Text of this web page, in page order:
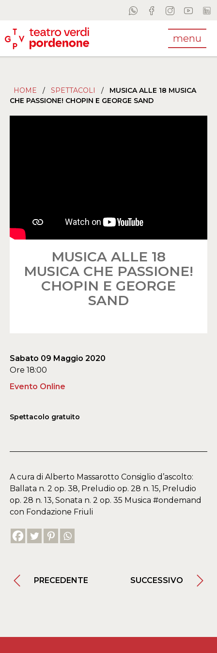
menu
HOME / SPETTACOLI /
MUSICA ALLE 18 MUSICA
CHE PASSIONE! CHOPIN E GEORGE SAND
MUSICA ALLE 18
MUSICA CHE PASSIONE!
CHOPIN E GEORGE
SAND
Sabato 09 Maggio 2020
Ore 18:00
Evento Online
Spettacolo gratuito
A cura di Alberto Massarotto Consiglio d’ascolto:
Ballata n. 2 op. 38, Preludio op. 28 n. 15, Preludio
op. 28 n. 13, Sonata n. 2 op. 35 Musica #ondemand
con Fondazione Friuli
PRECEDENTE SUCCESSIVO